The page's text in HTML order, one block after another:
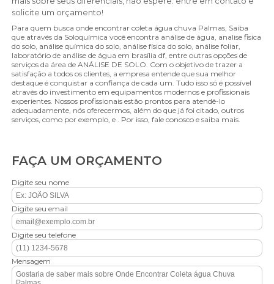
solicite um orçamento!
Para quem busca onde encontrar coleta água chuva Palmas, Saiba
que através da Soloquímica você encontra análise de água, analise fisica
do solo, análise química do solo, análise física do solo, análise foliar,
laboratório de análise de água em brasília df, entre outras opções de
serviços da área de ANÁLISE DE SOLO. Com o objetivo de trazer a
satisfação a todos os clientes, a empresa entende que sua melhor
destaque é conquistar a confiança de cada um. Tudo isso só é possível
através do investimento em equipamentos modernos e profissionais
experientes. Nossos profissionais estão prontos para atendê-lo
adequadamente, nós oferecermos, além do que já foi citado, outros
serviços, como por exemplo, e . Por isso, fale conosco e saiba mais.
FAÇA UM ORÇAMENTO
Digite seu nome
Digite seu email
Digite seu telefone
Mensagem